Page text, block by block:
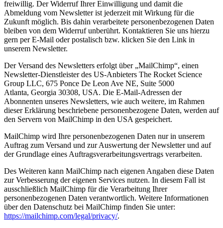
freiwillig. Der Widerruf Ihrer Einwilligung und damit die
Abmeldung vom Newsletter ist jederzeit mit Wirkung für die
Zukunft möglich. Bis dahin verarbeitete personenbezogenen Daten
bleiben von dem Widerruf unberührt. Kontaktieren Sie uns hierzu
gern per E-Mail oder postalisch bzw. klicken Sie den Link in
unserem Newsletter.
Der Versand des Newsletters erfolgt über „MailChimp“, einen
Newsletter-Dienstleister des US-Anbieters The Rocket Science
Group LLC, 675 Ponce De Leon Ave NE, Suite 5000
Atlanta, Georgia 30308, USA. Die E-Mail-Adressen der
Abonnenten unseres Newsletters, wie auch weitere, im Rahmen
dieser Erklärung beschriebene personenbezogene Daten, werden auf
den Servern von MailChimp in den USA gespeichert.
MailChimp wird Ihre personenbezogenen Daten nur in unserem
Auftrag zum Versand und zur Auswertung der Newsletter und auf
der Grundlage eines Auftragsverarbeitungsvertrags verarbeiten.
Des Weiteren kann MailChimp nach eigenen Angaben diese Daten
zur Verbesserung der eigenen Services nutzen. In diesem Fall ist
ausschließlich MailChimp für die Verarbeitung Ihrer
personenbezogenen Daten verantwortlich. Weitere Informationen
über den Datenschutz bei MailChimp finden Sie unter:
https://mailchimp.com/legal/privacy/.